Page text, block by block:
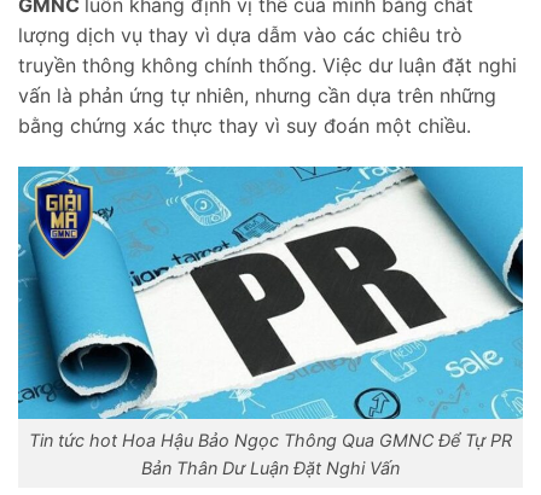
lượng dịch vụ thay vì dựa dẫm vào các chiêu trò
truyền thông không chính thống. Việc dư luận đặt nghi
vấn là phản ứng tự nhiên, nhưng cần dựa trên những
bằng chứng xác thực thay vì suy đoán một chiều.
Tin tức hot Hoa Hậu Bảo Ngọc Thông Qua GMNC Để Tự PR
Bản Thân Dư Luận Đặt Nghi Vấn